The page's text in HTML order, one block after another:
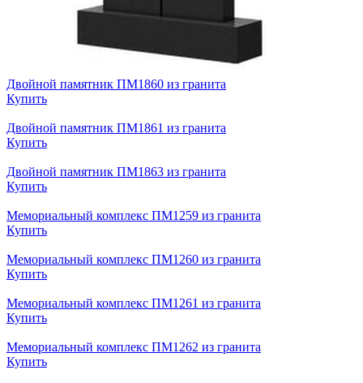
Двойной памятник ПМ1860 из гранита
Купить
Двойной памятник ПМ1861 из гранита
Купить
Двойной памятник ПМ1863 из гранита
Купить
Мемориальный комплекс ПМ1259 из гранита
Купить
Мемориальный комплекс ПМ1260 из гранита
Купить
Мемориальный комплекс ПМ1261 из гранита
Купить
Мемориальный комплекс ПМ1262 из гранита
Купить